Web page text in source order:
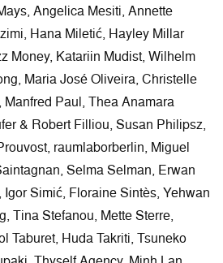
Angelica Mesiti, Annette
Hana Miletić, Hayley Millar
Money, Katariin Mudist, Wilhelm
Maria José Oliveira, Christelle
Paul, Thea Anamara
& Robert Filliou, Susan Philipsz,
raumlaborberlin, Miguel
Selma Selman, Erwan
Simić, Floraine Sintès, Yehwan
Tina Stefanou, Mette Sterre,
Taburet, Huda Takriti, Tsuneko